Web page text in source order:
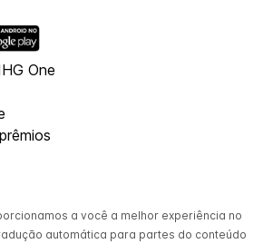
One
a você a melhor experiência no
automática para partes do conteúdo